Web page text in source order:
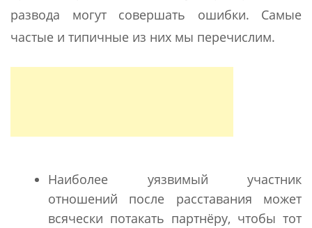
развода могут совершать ошибки. Самые
частые и типичные из них мы перечислим.
Наиболее уязвимый участник
отношений после расставания может
всячески потакать партнёру, чтобы тот